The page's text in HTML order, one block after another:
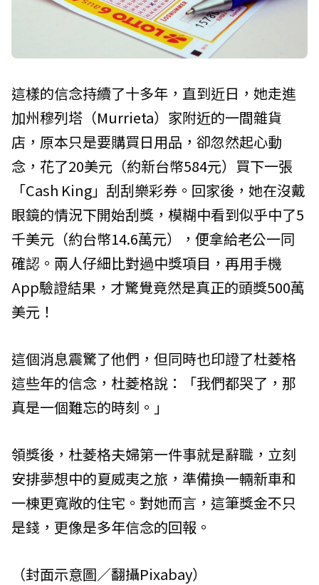
這樣的信念持續了十多年，直到近日，她走進
加州穆列塔（Murrieta）家附近的一間雜貨
店，原本只是要購買日用品，卻忽然起心動
念，花了20美元（約新台幣584元）買下一張
「Cash King」刮刮樂彩券。回家後，她在沒戴
眼鏡的情況下開始刮獎，模糊中看到似乎中了5
千美元（約台幣14.6萬元），便拿給老公一同
確認。兩人仔細比對過中獎項目，再用手機
App驗證結果，才驚覺竟然是真正的頭獎500萬
美元！
這個消息震驚了他們，但同時也印證了杜菱格
這些年的信念，杜菱格說：「我們都哭了，那
真是一個難忘的時刻。」
領獎後，杜菱格夫婦第一件事就是辭職，立刻
安排夢想中的夏威夷之旅，準備換一輛新車和
一棟更寬敞的住宅。對她而言，這筆獎金不只
是錢，更像是多年信念的回報。
（封面示意圖／翻攝Pixabay）